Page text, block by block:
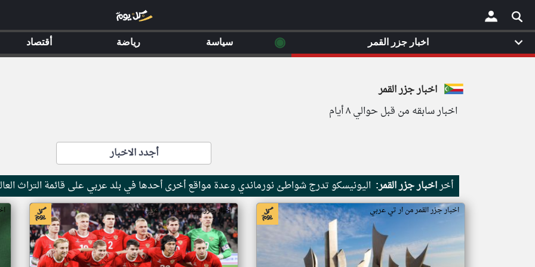
×
اخبار جزر القمر
اخبار سابقه من قبل حوالي ٨ أيام
أجدد الاخبار
أخراخبار جزر القمر: اليونيسكو تدرج شواطئ نورماندي وعدة مواقع أخرى أحدها في بلد عربي على قائمة التراث
اخبار جزر القمر من ار تي عربي اخبار جزر القمر من ار تي عربي
اخبار جزر القمر ◉ سياسة رياضة أقتصاد